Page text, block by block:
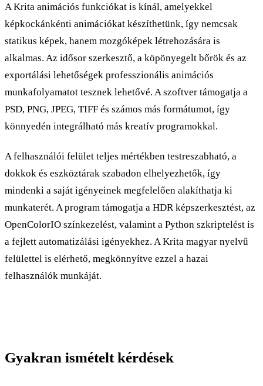
A Krita animációs funkciókat is kínál, amelyekkel
képkockánkénti animációkat készíthetünk, így nemcsak
statikus képek, hanem mozgóképek létrehozására is
alkalmas. Az idősor szerkesztő, a köpönyegelt bőrök és az
exportálási lehetőségek professzionális animációs
munkafolyamatot tesznek lehetővé. A szoftver támogatja a
PSD, PNG, JPEG, TIFF és számos más formátumot, így
könnyedén integrálható más kreatív programokkal.
A felhasználói felület teljes mértékben testreszabható, a
dokkok és eszköztárak szabadon elhelyezhetők, így
mindenki a saját igényeinek megfelelően alakíthatja ki
munkaterét. A program támogatja a HDR képszerkesztést, az
OpenColorIO színkezelést, valamint a Python szkriptelést is
a fejlett automatizálási igényekhez. A Krita magyar nyelvű
felülettel is elérhető, megkönnyítve ezzel a hazai
felhasználók munkáját.
Gyakran ismételt kérdések